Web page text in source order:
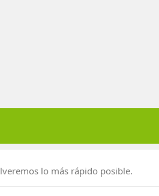
lo más rápido posible.